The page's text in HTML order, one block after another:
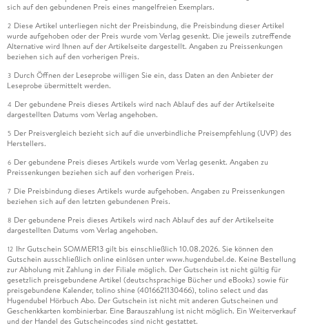
sich auf den gebundenen Preis eines mangelfreien Exemplars.
2 Diese Artikel unterliegen nicht der Preisbindung, die Preisbindung dieser Artikel
wurde aufgehoben oder der Preis wurde vom Verlag gesenkt. Die jeweils zutreffende
Alternative wird Ihnen auf der Artikelseite dargestellt. Angaben zu Preissenkungen
beziehen sich auf den vorherigen Preis.
3 Durch Öffnen der Leseprobe willigen Sie ein, dass Daten an den Anbieter der
Leseprobe übermittelt werden.
4 Der gebundene Preis dieses Artikels wird nach Ablauf des auf der Artikelseite
dargestellten Datums vom Verlag angehoben.
5 Der Preisvergleich bezieht sich auf die unverbindliche Preisempfehlung (UVP) des
Herstellers.
6 Der gebundene Preis dieses Artikels wurde vom Verlag gesenkt. Angaben zu
Preissenkungen beziehen sich auf den vorherigen Preis.
7 Die Preisbindung dieses Artikels wurde aufgehoben. Angaben zu Preissenkungen
beziehen sich auf den letzten gebundenen Preis.
8 Der gebundene Preis dieses Artikels wird nach Ablauf des auf der Artikelseite
dargestellten Datums vom Verlag angehoben.
12 Ihr Gutschein SOMMER13 gilt bis einschließlich 10.08.2026. Sie können den
Gutschein ausschließlich online einlösen unter www.hugendubel.de. Keine Bestellung
zur Abholung mit Zahlung in der Filiale möglich. Der Gutschein ist nicht gültig für
gesetzlich preisgebundene Artikel (deutschsprachige Bücher und eBooks) sowie für
preisgebundene Kalender, tolino shine (4016621130466), tolino select und das
Hugendubel Hörbuch Abo. Der Gutschein ist nicht mit anderen Gutscheinen und
Geschenkkarten kombinierbar. Eine Barauszahlung ist nicht möglich. Ein Weiterverkauf
und der Handel des Gutscheincodes sind nicht gestattet.